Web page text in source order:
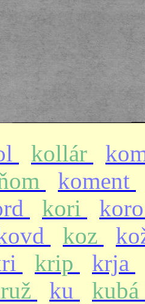
kollár
koment
kori
koz
krip
krja
ku
kubá